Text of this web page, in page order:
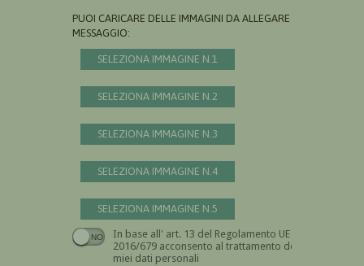
PUOI CARICARE DELLE IMMAGINI DA ALLEGARE AL
MESSAGGIO:
SELEZIONA IMMAGINE N.1
SELEZIONA IMMAGINE N.2
SELEZIONA IMMAGINE N.3
SELEZIONA IMMAGINE N.4
SELEZIONA IMMAGINE N.5
In base all' art. 13 del Regolamento UE n.
2016/679 acconsento al trattamento dei
miei dati personali
Devi dare il consenso